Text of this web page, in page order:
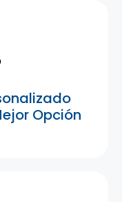
Opción